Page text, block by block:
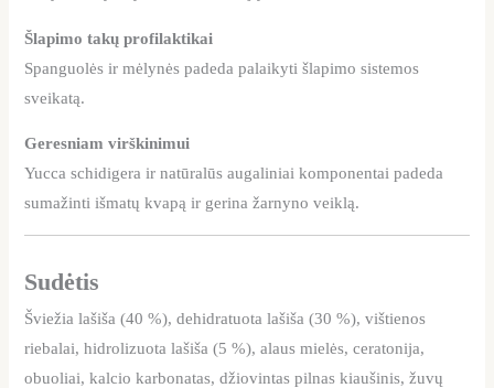
Šlapimo takų profilaktikai
Spanguolės ir mėlynės padeda palaikyti šlapimo sistemos
sveikatą.
Geresniam virškinimui
Yucca schidigera ir natūralūs augaliniai komponentai padeda
sumažinti išmatų kvapą ir gerina žarnyno veiklą.
Sudėtis
Šviežia lašiša (40 %), dehidratuota lašiša (30 %), vištienos
riebalai, hidrolizuota lašiša (5 %), alaus mielės, ceratonija,
obuoliai, kalcio karbonatas, džiovintas pilnas kiaušinis, žuvų